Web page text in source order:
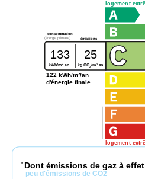
logement
logement
consommation
émissions
(énergie primaire)
133 25
kWh/m 2 .an kg CO2/m2.an
122 kWh/m²/an
d'énergie finale
* Dont émissions de gaz à
peu d'émissions de CO2